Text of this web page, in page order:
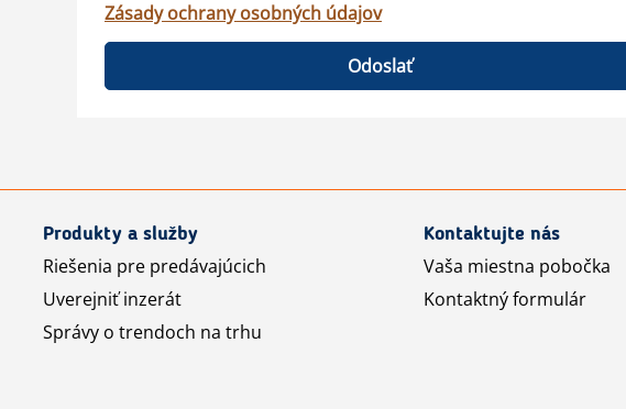
Zásady ochrany osobných údajov
Odoslať
Produkty a služby
Riešenia pre predávajúcich
Uverejniť inzerát
Správy o trendoch na trhu
Kontaktujte nás
Vaša miestna pobočka
Kontaktný formulár